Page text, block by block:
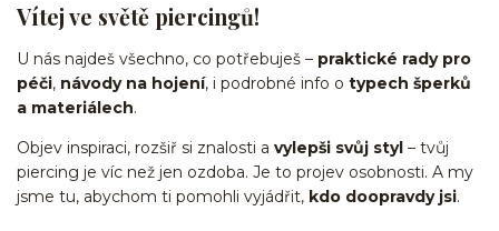
Vítej ve světě piercingů!
U nás najdeš všechno, co potřebuješ – praktické rady pro
péči, návody na hojení, i podrobné info o typech šperků
a materiálech.
Objev inspiraci, rozšiř si znalosti a vylepši svůj styl – tvůj
piercing je víc než jen ozdoba. Je to projev osobnosti. A my
jsme tu, abychom ti pomohli vyjádřit, kdo doopravdy jsi.